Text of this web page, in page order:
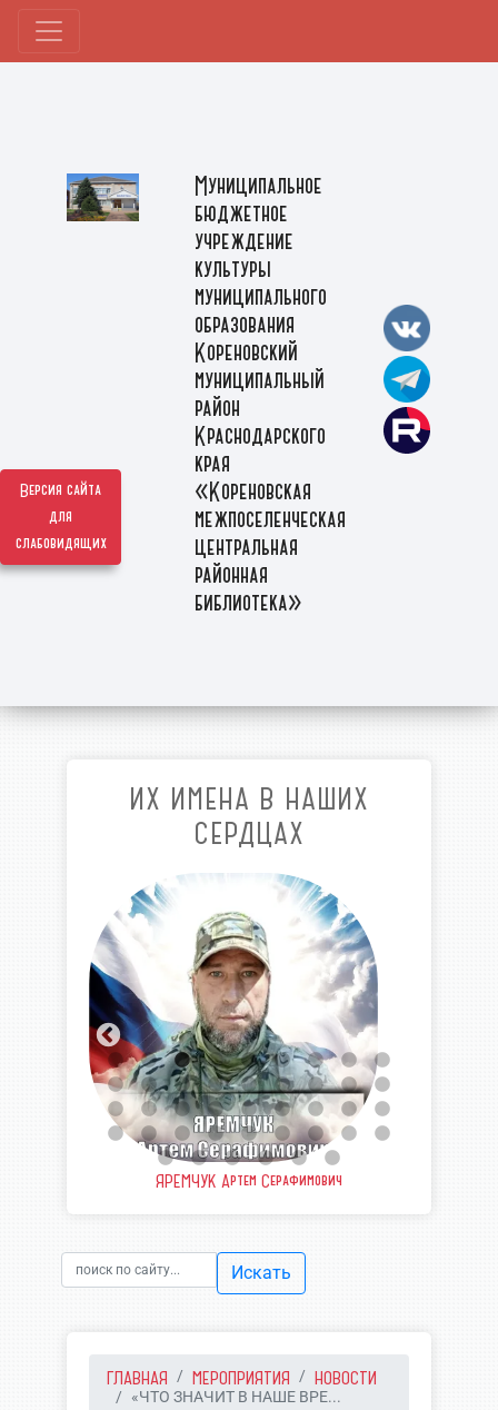
Версия сайта
для
слабовидящих
Муниципальное
бюджетное
учреждение
культуры
муниципального
образования
Кореновский
муниципальный
район
Краснодарского
края
«Кореновская
межпоселенческая
центральная
районная
библиотека»
ИХ ИМЕНА В НАШИХ
СЕРДЦАХ
ЯРЕМЧУК Артем Серафимович ШВЫДКИЙ Валерий
Искать
ГЛАВНАЯ МЕРОПРИЯТИЯ НОВОСТИ
«ЧТО ЗНАЧИТ В НАШЕ ВРЕ...